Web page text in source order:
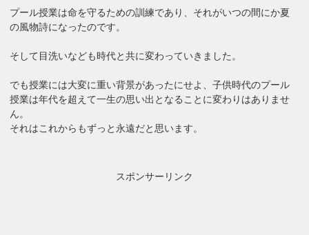
プール授業は命を守るための訓練であり、それがいつの間にか夏
の風物詩になったのです。
そして目洗いなども時代と共に変わっていきました。
でも授業には大変に重い背景があったにせよ、子供時代のプール
授業は年代を超えて一生の思い出となることに変わりはありませ
ん。
それはこれからもずっと永遠だと思います。
スポンサーリンク